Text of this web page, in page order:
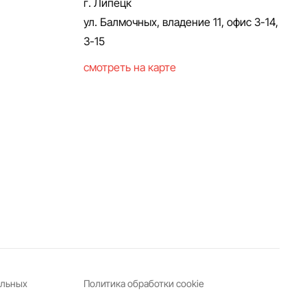
г. Липецк
ул. Балмочных, владение 11, офис 3-14,
3-15
смотреть на карте
Политика обработки cookie